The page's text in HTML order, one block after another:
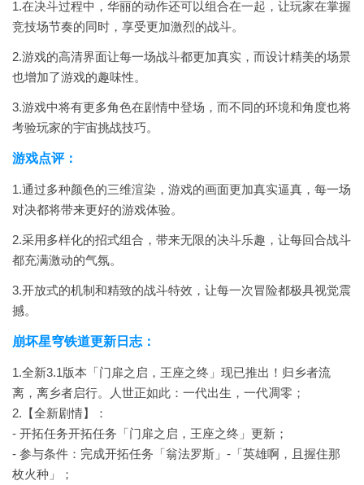
1.在决斗过程中，华丽的动作还可以组合在一起，让玩家在掌握
竞技场节奏的同时，享受更加激烈的战斗。
2.游戏的高清界面让每一场战斗都更加真实，而设计精美的场景
也增加了游戏的趣味性。
3.游戏中将有更多角色在剧情中登场，而不同的环境和角度也将
考验玩家的宇宙挑战技巧。
游戏点评：
1.通过多种颜色的三维渲染，游戏的画面更加真实逼真，每一场
对决都将带来更好的游戏体验。
2.采用多样化的招式组合，带来无限的决斗乐趣，让每回合战斗
都充满激动的气氛。
3.开放式的机制和精致的战斗特效，让每一次冒险都极具视觉震
撼。
崩坏星穹铁道更新日志：
1.全新3.1版本「门扉之启，王座之终」现已推出！归乡者流
离，离乡者启行。人世正如此：一代出生，一代凋零；
2.【全新剧情】：
- 开拓任务开拓任务「门扉之启，王座之终」更新；
- 参与条件：完成开拓任务「翁法罗斯」-「英雄啊，且握住那
枚火种」；